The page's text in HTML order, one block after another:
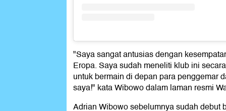
"Saya sangat antusias dengan
Eropa. Saya sudah meneliti klub ini
untuk bermain di depan para penggemar
saya!" kata Wibowo dalam laman resmi
Adrian Wibowo sebelumnya sudah debut